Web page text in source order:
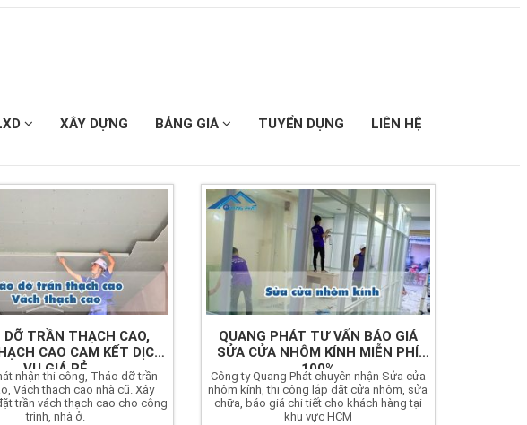
XÂY DỰNG BẢNG GIÁ TUYỂN DỤNG LIÊN HỆ
DỠ TRẦN THẠCH CAO,
CAO CAM KẾT DỊCH
VỤ GIÁ RẺ
nhận thi công, Tháo dỡ trần
Vách thạch cao nhà cũ. Xây
trần vách thạch cao cho công
trình, nhà ở.
QUANG PHÁT TƯ VẤN BÁO GIÁ
SỬA CỬA NHÔM KÍNH MIỄN PHÍ
100%
Công ty Quang Phát chuyên nhận Sửa cửa
nhôm kính, thi công lắp đặt cửa nhôm, sửa
chữa, báo giá chi tiết cho khách hàng tại
khu vực HCM